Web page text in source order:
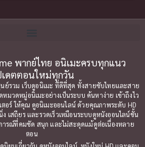
ร์)(19)
1999
1990
1988
1985
1983
1981
พากย์ไทย อนิเมะครบทุกแนว
ดตตอนใหม่ทุกวัน
นย์รวม เว็บดูอนิเมะ ที่ดีที่สุด ทั้งสายซับไทยและสาย
มวดหมู่อนิเมะอย่างเป็นระบบ ค้นหาง่าย เข้าถึงไว
อร์ ให้คุณ ดูอนิเมะออนไลน์ ด้วยคุณภาพระดับ HD
ง เสถียร และรวดเร็วเหมือนระบบดูหนังออนไลน์ชั้น
ารณ์ที่คมชัด สนุก และไม่สะดุดแม้ดูต่อเนื่องหลาย
ตอน